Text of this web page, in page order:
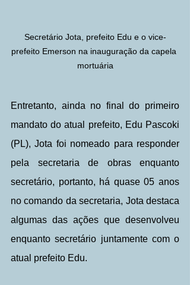
Secretário Jota, prefeito Edu e o vice-
prefeito Emerson na inauguração da capela
mortuária
Entretanto, ainda no final do primeiro
mandato do atual prefeito, Edu Pascoki
(PL), Jota foi nomeado para responder
pela secretaria de obras enquanto
secretário, portanto, há quase 05 anos
no comando da secretaria, Jota destaca
algumas das ações que desenvolveu
enquanto secretário juntamente com o
atual prefeito Edu.